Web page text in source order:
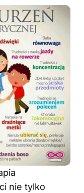
nie tylko